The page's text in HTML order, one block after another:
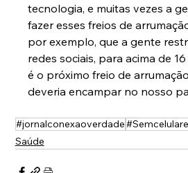
tecnologia, e muitas vezes a
fazer esses freios de
por exemplo, que a gente
redes sociais, para acima de
é o próximo freio de
deveria encampar no nosso
#jornalconexaoverdade
Saúde